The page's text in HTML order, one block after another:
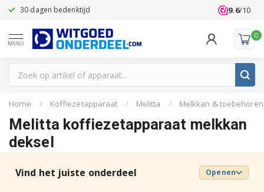
30 dagen bedenktijd Klanten
9.6/10
MENU
0
Home / Koffiezetapparaat / Melitta / Melkkan & toebehoren
Melitta koffiezetapparaat melkkan
deksel
Vind het juiste onderdeel Openen